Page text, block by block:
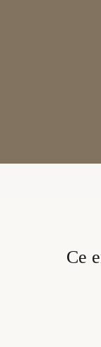
Ce